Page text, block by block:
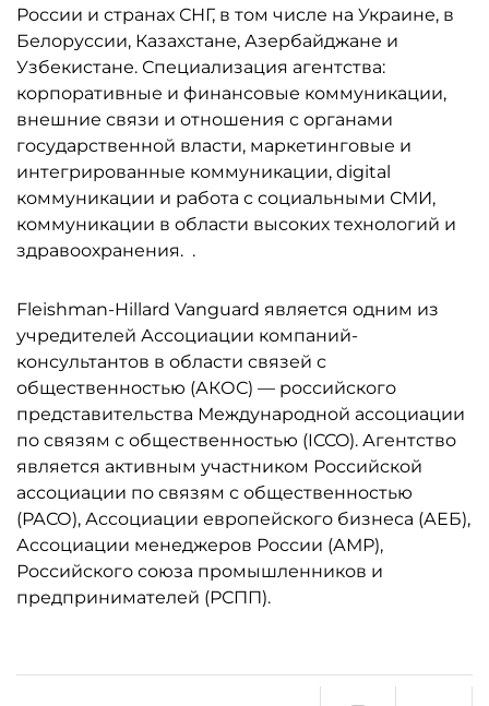
России и странах СНГ, в том числе на Украине, в
Белоруссии, Казахстане, Азербайджане и
Узбекистане. Специализация агентства:
корпоративные и финансовые коммуникации,
внешние связи и отношения с органами
государственной власти, маркетинговые и
интегрированные коммуникации, digital
коммуникации и работа с социальными СМИ,
коммуникации в области высоких технологий и
здравоохранения. .
Fleishman-Hillard Vanguard является одним из
учредителей Ассоциации компаний-
консультантов в области связей с
общественностью (АКОС) — российского
представительства Международной ассоциации
по связям с общественностью (ICCO). Агентство
является активным участником Российской
ассоциации по связям с общественностью
(РАСО), Ассоциации европейского бизнеса (АЕБ),
Ассоциации менеджеров России (АМР),
Российского союза промышленников и
предпринимателей (РСПП).